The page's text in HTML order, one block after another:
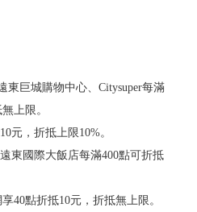
東巨城購物中心、Citysuper每滿
上限。
元，折抵上限10%。
東國際大飯店每滿400點可折抵
40點折抵10元，折抵無上限。